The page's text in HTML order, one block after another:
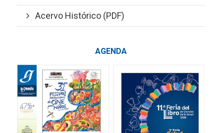
Acervo Histórico (PDF)
AGENDA